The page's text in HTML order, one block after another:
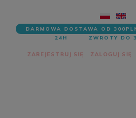
DARMOWA DOSTAWA OD
24H
ZWROTY DO
ZAREJESTRUJ SIĘ ZALOGUJ SIĘ